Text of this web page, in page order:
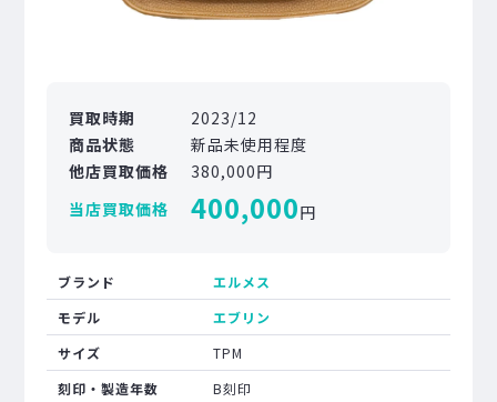
買取時期
2023/12
商品状態
新品未使用程度
他店買取価格
380,000円
当店買取価格
400,000円
ブランド
エルメス
モデル
エブリン
サイズ
TPM
刻印・製造年数
B刻印